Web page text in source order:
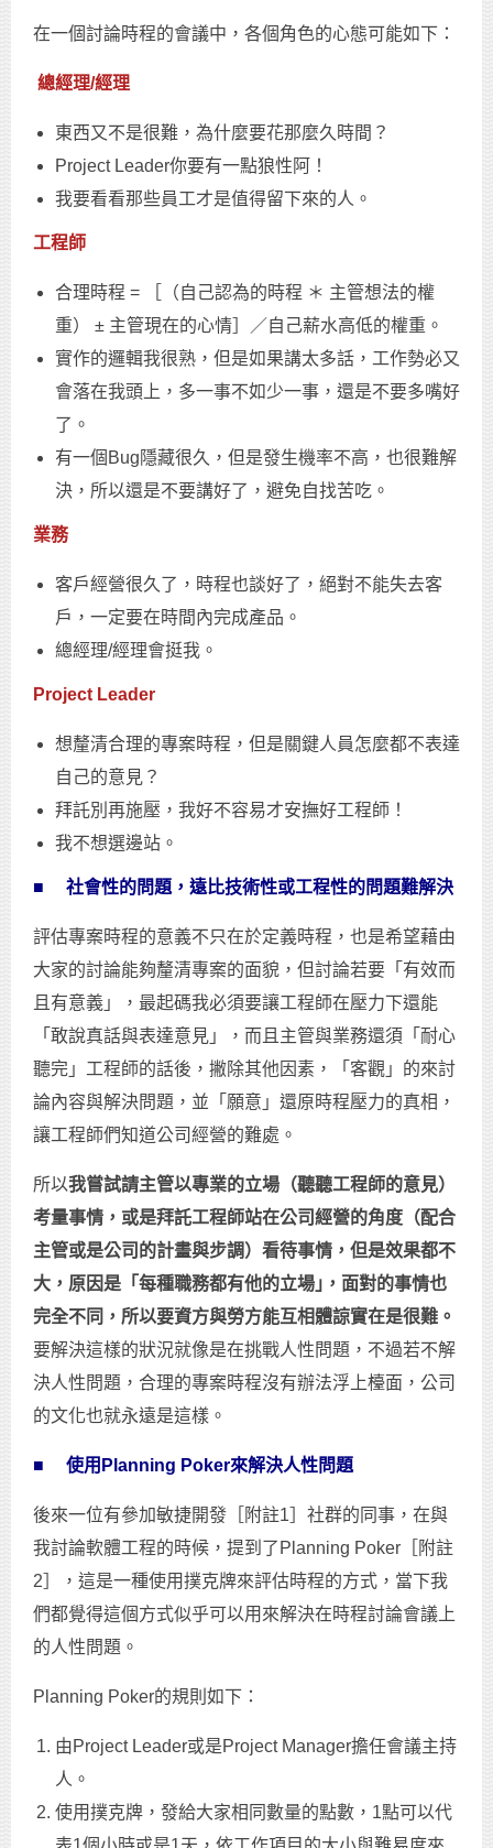
在一個討論時程的會議中，各個角色的心態可能如下：
總經理/經理
東西又不是很難，為什麼要花那麼久時間？
Project Leader你要有一點狼性阿！
我要看看那些員工才是值得留下來的人。
工程師
合理時程 = ［（自己認為的時程 ＊ 主管想法的權
重） ± 主管現在的心情］／自己薪水高低的權重。
實作的邏輯我很熟，但是如果講太多話，工作勢必又
會落在我頭上，多一事不如少一事，還是不要多嘴好
了。
有一個Bug隱藏很久，但是發生機率不高，也很難解
決，所以還是不要講好了，避免自找苦吃。
業務
客戶經營很久了，時程也談好了，絕對不能失去客
戶，一定要在時間內完成產品。
總經理/經理會挺我。
Project Leader
想釐清合理的專案時程，但是關鍵人員怎麼都不表達
自己的意見？
拜託別再施壓，我好不容易才安撫好工程師！
我不想選邊站。
■ 社會性的問題，遠比技術性或工程性的問題難解決
評估專案時程的意義不只在於定義時程，也是希望藉由
大家的討論能夠釐清專案的面貌，但討論若要「有效而
且有意義」，最起碼我必須要讓工程師在壓力下還能
「敢說真話與表達意見」，而且主管與業務還須「耐心
聽完」工程師的話後，撇除其他因素，「客觀」的來討
論內容與解決問題，並「願意」還原時程壓力的真相，
讓工程師們知道公司經營的難處。
所以我嘗試請主管以專業的立場（聽聽工程師的意見）
考量事情，或是拜託工程師站在公司經營的角度（配合
主管或是公司的計畫與步調）看待事情，但是效果都不
大，原因是「每種職務都有他的立場｣，面對的事情也
完全不同，所以要資方與勞方能互相體諒實在是很難。
要解決這樣的狀況就像是在挑戰人性問題，不過若不解
決人性問題，合理的專案時程沒有辦法浮上檯面，公司
的文化也就永遠是這樣。
■ 使用 Planning Poker來解決人性問題
後來一位有參加敏捷開發［附註1］社群的同事，在與
我討論軟體工程的時候，提到了Planning Poker［附註
2］，這是一種使用撲克牌來評估時程的方式，當下我
們都覺得這個方式似乎可以用來解決在時程討論會議上
的人性問題。
Planning Poker的規則如下：
由Project Leader或是Project Manager擔任會議主持
人。
使用撲克牌，發給大家相同數量的點數，1點可以代